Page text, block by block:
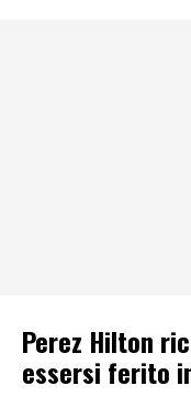
Perez Hilton
essersi ferito